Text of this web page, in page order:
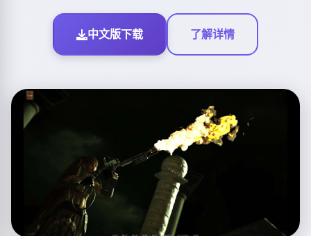
中文版下载 了解详情